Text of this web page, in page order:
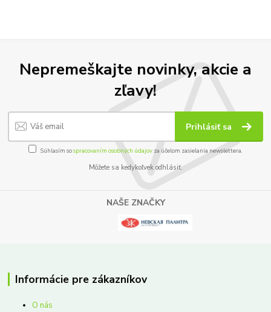
Nepremeškajte novinky, akcie a
zľavy!
Prihlásiť sa
Súhlasím sospracovaním osobných údajov za účelom zasielania newslettera.
Môžete sa kedykoľvek odhlásiť.
NAŠE ZNAČKY
Informácie pre zákazníkov
O nás